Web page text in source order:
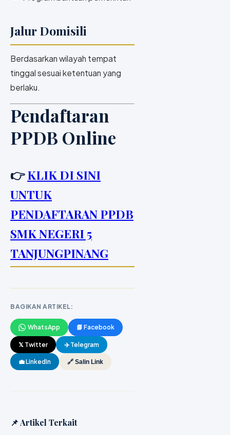
Jalur Domisili
Berdasarkan wilayah tempat
tinggal sesuai ketentuan yang
berlaku.
Pendaftaran
PPDB Online
👉KLIK DI SINI
UNTUK
PENDAFTARAN PPDB
SMK NEGERI 5
TANJUNGPINANG
BAGIKAN ARTIKEL:
WhatsApp 📘 Facebook
𝕏 Twitter ✈️ Telegram
💼 LinkedIn 🔗 Salin Link
📌 Artikel Terkait